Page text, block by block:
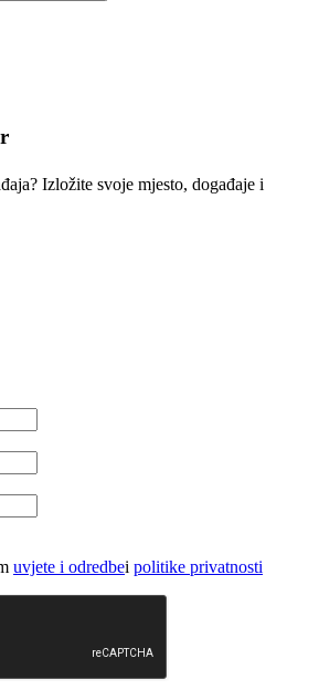
Izložite svoje mjesto, događaje i
uvjete i odredbei politike privatnosti